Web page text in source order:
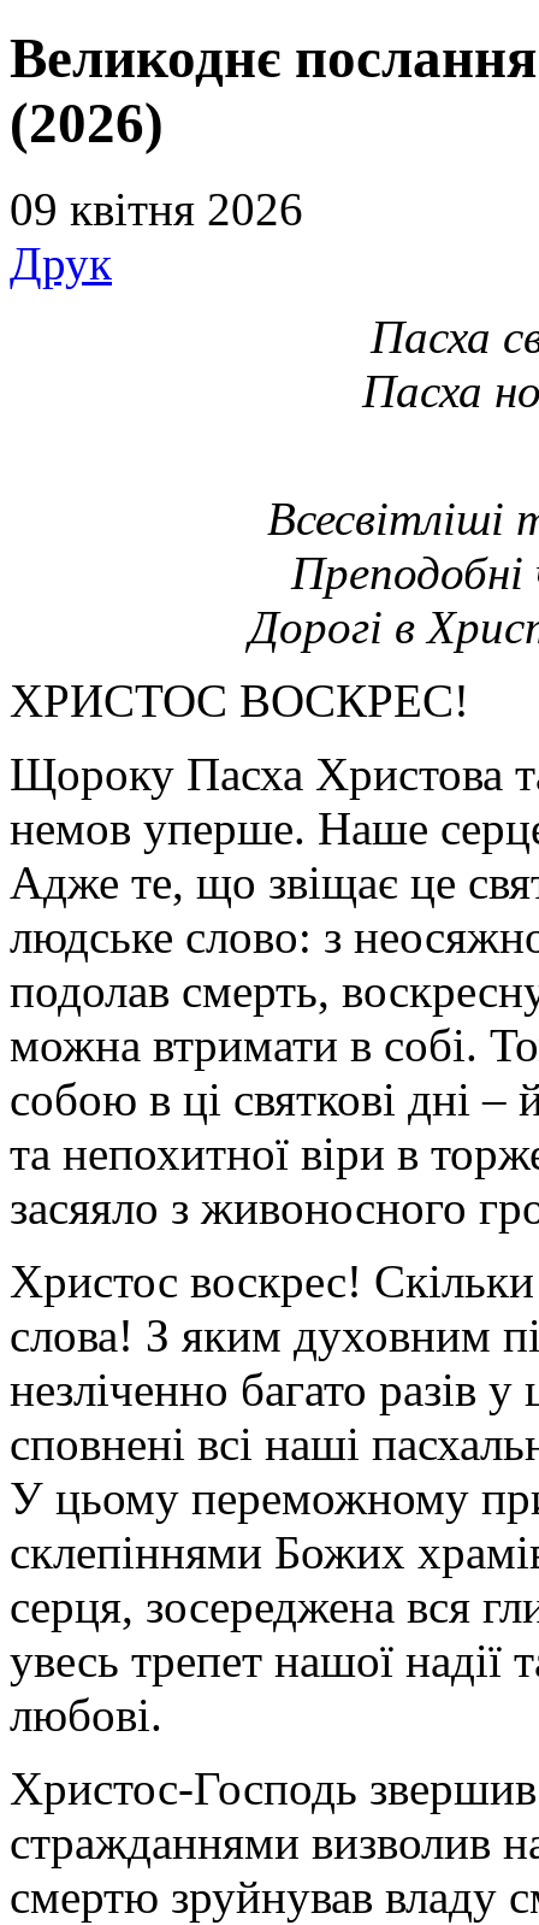
Великоднє
(2026)
09 квітня 2026
Друк
Пасха
Пасха
Всесвітліші
Преподобні
Дорогі в
ХРИСТОС ВОСКРЕС!
Щороку Пасха Христова
немов уперше. Наше
Адже те, що звіщає це
людське слово: з
подолав смерть,
можна втримати в собі.
собою в ці святкові дні –
та непохитної віри в
засяяло з живоносного
Христос воскрес!
слова! З яким духовним
незліченно багато разів
сповнені всі наші
У цьому переможному
склепіннями Божих
серця, зосереджена вся
увесь трепет нашої надії
любові.
Христос-Господь
стражданнями визволив
смертю зруйнував владу